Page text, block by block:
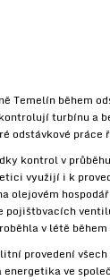
během
turbínu a
odstávkové
kontrol v
využijí i k
v létě
provedení
ve